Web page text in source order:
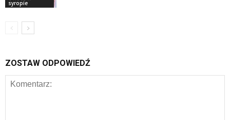
syropie
ZOSTAW ODPOWIEDŹ